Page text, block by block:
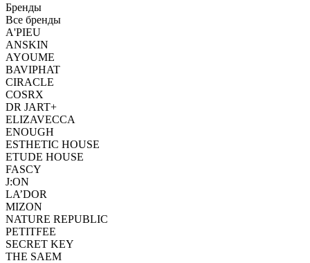
Бренды
Все бренды
A'PIEU
ANSKIN
AYOUME
BAVIPHAT
CIRACLE
COSRX
DR JART+
ELIZAVECCA
ENOUGH
ESTHETIC HOUSE
ETUDE HOUSE
FASCY
J:ON
LA’DOR
MIZON
NATURE REPUBLIC
PETITFEE
SEСRET KEY
THE SAEM